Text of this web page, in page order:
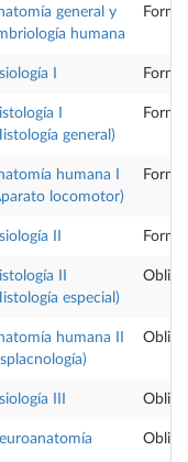
general y
humana
I
I
general)
humana I
locomotor)
II
II
especial)
humana II
III